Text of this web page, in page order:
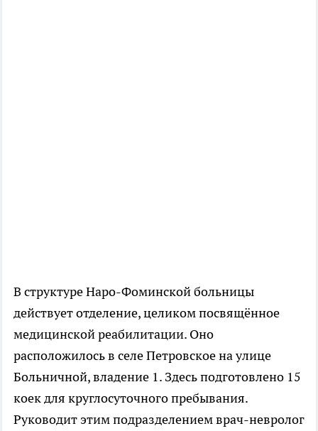
В структуре Наро-Фоминской больницы
действует отделение, целиком посвящённое
медицинской реабилитации. Оно
расположилось в селе Петровское на улице
Больничной, владение 1. Здесь подготовлено 15
коек для круглосуточного пребывания.
Руководит этим подразделением врач-невролог